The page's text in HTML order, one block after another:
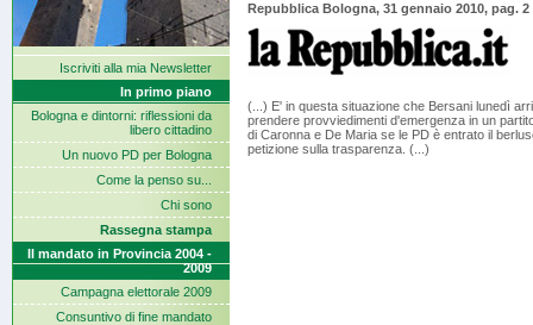
Iscriviti alla mia Newsletter
In primo piano
Bologna e dintorni: riflessioni da
libero cittadino
Un nuovo PD per Bologna
Come la penso su...
Chi sono
Rassegna stampa
Il mandato in Provincia 2004 -
2009
Campagna elettorale 2009
Consuntivo di fine mandato
Repubblica Bologna, 31 gennaio 2010, pag. 2
(...) E' in questa situazione che Bersani lunedì
prendere provviedimenti d'emergenza in un
di Caronna e De Maria se le PD è entrato il
petizione sulla trasparenza. (...)